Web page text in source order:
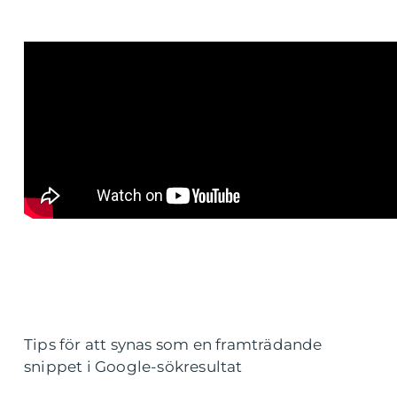
Tips för att synas som en framträdande
snippet i Google-sökresultat